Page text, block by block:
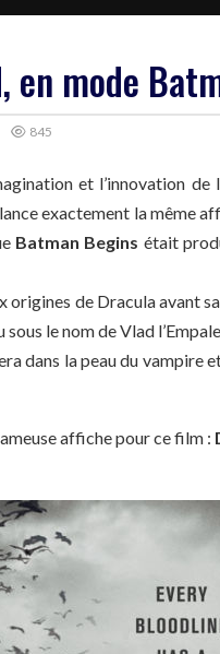
en mode
845
et l’innovation
exactement la même
Batman Begins était
origines de Dracula avant
le nom de Vlad
dans la peau du vampire
affiche pour ce film :